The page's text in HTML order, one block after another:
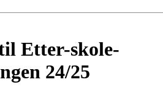
Etter-skole-
24/25